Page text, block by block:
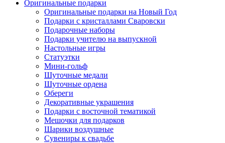
Оригинальные подарки
Оригинальные подарки на Новый Год
Подарки с кристаллами Сваровски
Подарочные наборы
Подарки учителю на выпускной
Настольные игры
Статуэтки
Мини-гольф
Шуточные медали
Шуточные ордена
Обереги
Декоративные украшения
Подарки с восточной тематикой
Мешочки для подарков
Шарики воздушные
Сувениры к свадьбе